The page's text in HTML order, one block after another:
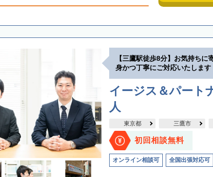
【三鷹駅徒歩8分】お気持ち
身かつ丁寧にご対応いたします
イージス＆パート
人
東京都 三鷹市
初回相談無料
オンライン相談可 全国出張対応可